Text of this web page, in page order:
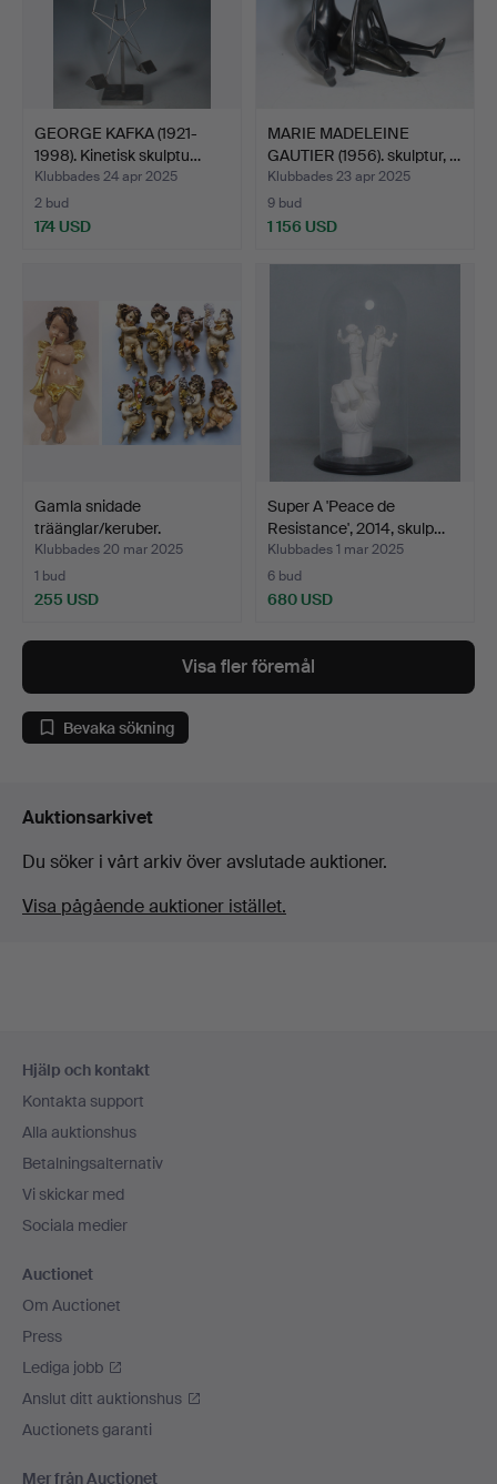
GEORGE KAFKA (1921-
1998). Kinetisk skulptu…
Klubbades 24 apr 2025
2 bud
174 USD
MARIE MADELEINE
GAUTIER (1956). skulptur, …
Klubbades 23 apr 2025
9 bud
1 156 USD
Gamla snidade
träänglar/keruber.
Klubbades 20 mar 2025
1 bud
255 USD
Super A 'Peace de
Resistance', 2014, skulp…
Klubbades 1 mar 2025
6 bud
680 USD
Visa fler föremål
Bevaka sökning
Auktionsarkivet
Du söker i vårt arkiv över avslutade auktioner.
Visa pågående auktioner istället.
Hjälp och kontakt
Kontakta support
Alla auktionshus
Betalningsalternativ
Vi skickar med
Sociala medier
Auctionet
Om Auctionet
Press
Lediga jobb
Anslut ditt auktionshus
Auctionets garanti
Mer från Auctionet